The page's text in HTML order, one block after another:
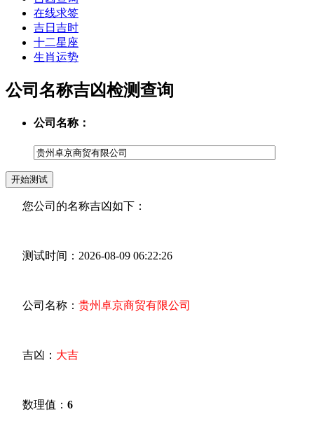
在线求签
吉日吉时
十二星座
生肖运势
公司名称吉凶检测查询
公司名称：
您公司的名称吉凶如下：
测试时间：2026-08-09 06:22:26
公司名称： 贵州卓京商贸有限公司
吉凶： 大吉
数理值： 6